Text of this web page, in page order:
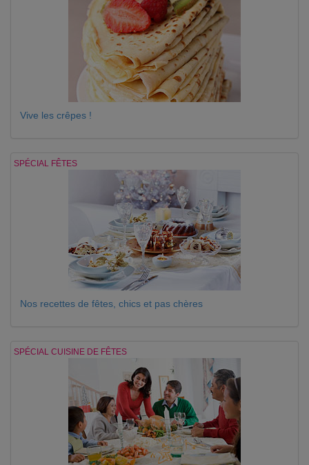
Vive les crêpes !
SPÉCIAL FÊTES
Nos recettes de fêtes, chics et pas chères
SPÉCIAL CUISINE DE FÊTES